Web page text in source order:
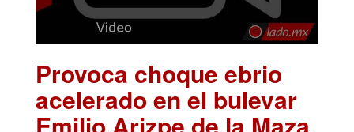
Provoca choque ebrio
acelerado en el bulevar
Emilio Arizpe de la Maza.